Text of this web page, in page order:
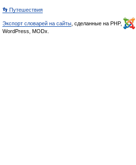
👣 Путешествия
Экспорт словарей на сайты , сделанные на PHP,
WordPress, MODx.